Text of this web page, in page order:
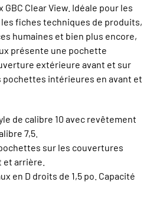
GBC Clear View. Idéale pour les
fiches techniques de produits,
humaines et bien plus encore,
présente une pochette
extérieure avant et sur
pochettes intérieures en avant et
de calibre 10 avec revêtement
7,5.
sur les couvertures
arrière.
en D droits de 1,5 po. Capacité